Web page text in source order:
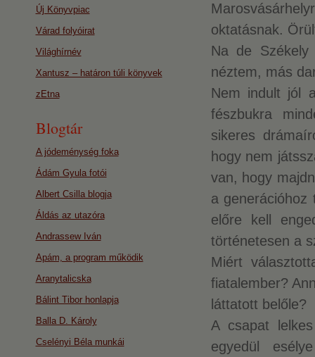
oktatásnak.
Na de
néztem, más
Nem indult jól
fészbukra
sikeres
hogy nem
van, hogy
a
előre kell
történetesen a
Miért
fiatalember?
láttatott belőle?
A csapat
egyedül
Új Könyvpiac
Várad folyóirat
Világhírnév
Xantusz – határon túli könyvek
zEtna
Blogtár
A jódeménység foka
Ádám Gyula fotói
Albert Csilla blogja
Áldás az utazóra
Andrassew Iván
Apám, a program működik
Aranytalicska
Bálint Tibor honlapja
Balla D. Károly
Cselényi Béla munkái